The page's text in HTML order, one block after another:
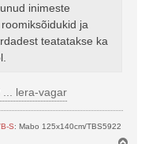
inimeste
ja
teatatakse ka
... lera-vagar
S: Mabo 125x140cm/TBS5922